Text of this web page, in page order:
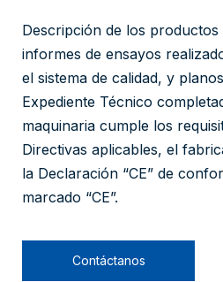
Descripción de los
informes de ensayos
el sistema de calidad, y
Expediente Técnico
maquinaria cumple los
Directivas aplicables, el
la Declaración “CE” de
marcado “CE”.
Contáctanos